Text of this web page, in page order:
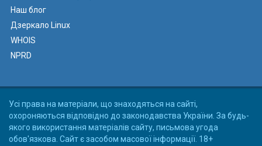
Наш блог
Дзеркало Linux
WHOIS
NPRD
Усі права на матеріали, що знаходяться на сайті,
охороняються відповідно до законодавства України. За будь-
якого використання матеріалів сайту, письмова угода
обов'язкова. Сайт є засобом масової інформації. 18+